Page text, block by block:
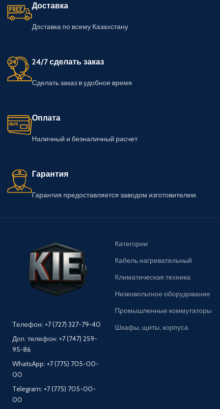
Доставка
Доставка по всему Казахстану
24/7 сделать заказ
Сделать заказ в удобное время
Оплата
Наличный и безналичный расчет
Гарантия
Гарантия предоставляется заводом изготовителем.
Телефон: +7 (727) 327-79-40
Доп. телефон: +7 (747) 259-
95-86
WhatsApp: +7 (775) 705-00-
00
Telegram: +7 (775) 705-00-
00
Категории
Кабель нагревательный
Климатическая техника
Низковольтное оборудование
Промышленные коммутаторы
Шкафы, щиты, корпуса